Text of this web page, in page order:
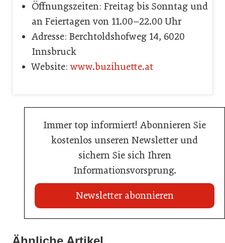
Öffnungszeiten: Freitag bis Sonntag und
an Feiertagen von 11.00–22.00 Uhr
Adresse: Berchtoldshofweg 14, 6020
Innsbruck
Website:www.buzihuette.at
Immer top informiert! Abonnieren Sie
kostenlos unseren Newsletter und
sichern Sie sich Ihren
Informationsvorsprung.
Newsletter abonnieren
War die Fußball-WM 2026 für Ihren Betrieb ein
21. Juli 2026